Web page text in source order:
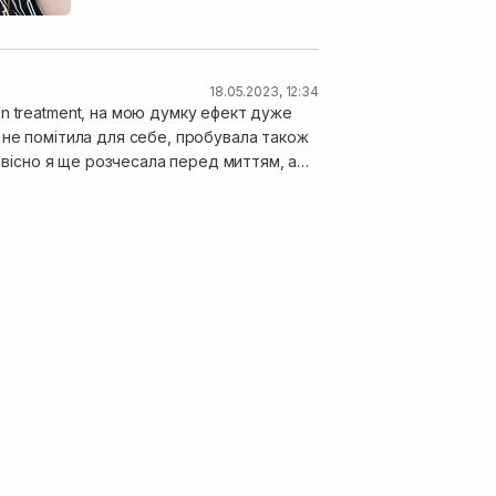
18.05.2023, 12:34
treatment, на мою думку ефект дуже
помітила для себе, пробувала також
я ще розчесала перед миттям, а
сподобалось, це не просто
і якщо воно добре зволожене, і
рідким( а це якраз той ефект який я
Словом серія якраз по
це запах лінійки, він приємний, але
мені занадто. Але хто любить